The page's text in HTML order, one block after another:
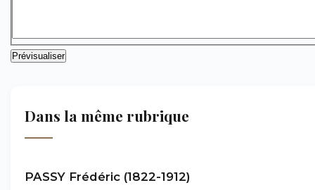
Dans la même rubrique
PASSY Frédéric (1822-1912)